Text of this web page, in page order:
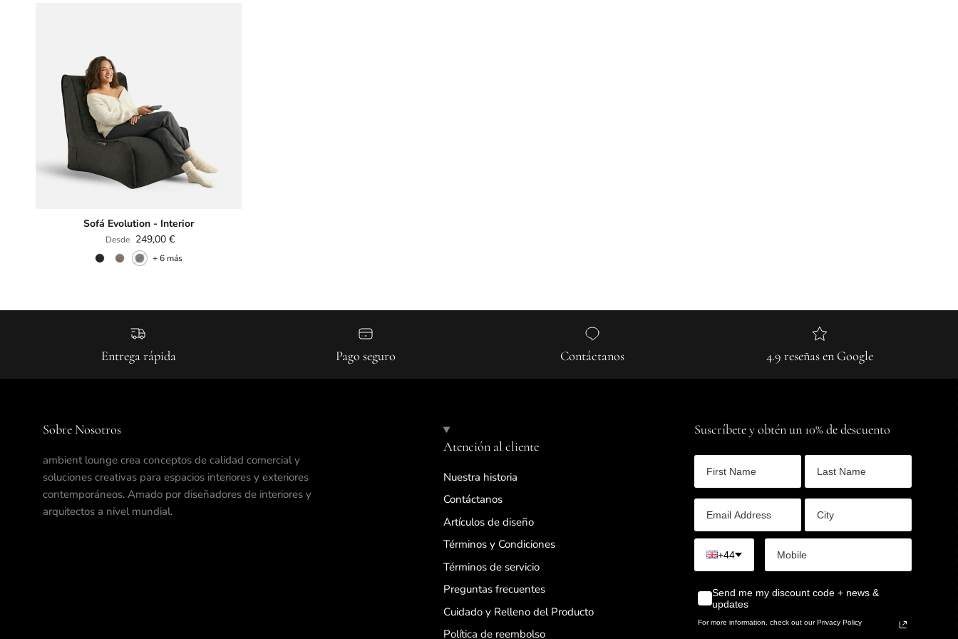
Sofá Evolution - Interior
Precio normal
Desde 249,00 €
+ 6 más
Entrega rápida Pago seguro Contáctanos 4.9 reseñas en Google
Sobre Nosotros
ambient lounge crea conceptos de calidad comercial y
soluciones creativas para espacios interiores y exteriores
contemporáneos. Amado por diseñadores de interiores y
arquitectos a nivel mundial.
Atención al cliente
Nuestra historia
Contáctanos
Artículos de diseño
Términos y Condiciones
Términos de servicio
Preguntas frecuentes
Cuidado y Relleno del Producto
Política de reembolso
Suscríbete y obtén un 10% de descuento
+44
Send me my discount code + news &
updates
For more information, check out our Privacy Policy